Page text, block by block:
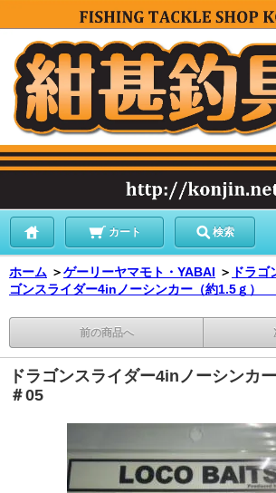
カート 検索
ホーム ＞ゲーリーヤマモト・YABAI ＞ ドラゴ
ゴンスライダー4inノーシンカー（約1.5ｇ）
前の商品へ
ドラゴンスライダー4inノーシンカ
＃05